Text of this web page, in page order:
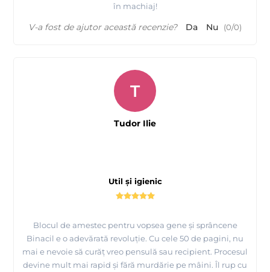
în machiaj!
V-a fost de ajutor această recenzie? Da Nu (0/0)
Util și igienic
Blocul de amestec pentru vopsea gene și sprâncene
Binacil e o adevărată revoluție. Cu cele 50 de pagini, nu
mai e nevoie să curăț vreo pensulă sau recipient. Procesul
devine mult mai rapid și fără murdărie pe mâini. Îl rup cu
T
Tudor Ilie